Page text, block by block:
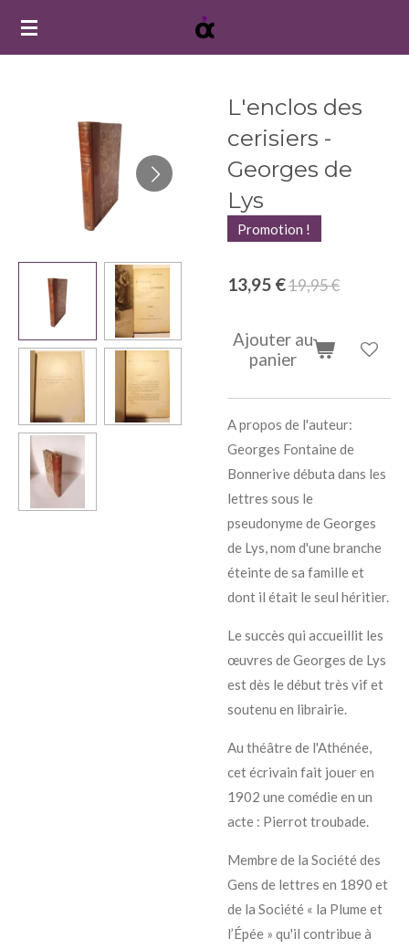
Passer
L'enclos des
cerisiers -
Georges de
Lys
Promotion !
13,95 €19,95 €
Ajouter au
panier
A propos de l'auteur:
Georges Fontaine de
Bonnerive débuta dans les
lettres sous le
pseudonyme deGeorges
de Lys, nom d'une branche
éteinte de sa famille et
dont il était le seul héritier.
Le succès qui accueillit les
œuvres de Georges de Lys
est dès le début très vif et
soutenu en librairie.
Au théâtre de l'Athénée,
cet écrivain fait jouer en
1902 une comédie en un
acte : Pierrot troubade.
Membre de la Société des
Gens de lettres en 1890 et
de la Société « la Plume et
l’Épée » qu'il contribue à